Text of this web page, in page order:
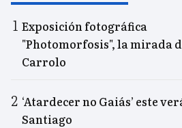
Exposición fotográfica
"Photomorfosis", la mirada
Carrolo
‘Atardecer no Gaiás’ este
Santiago